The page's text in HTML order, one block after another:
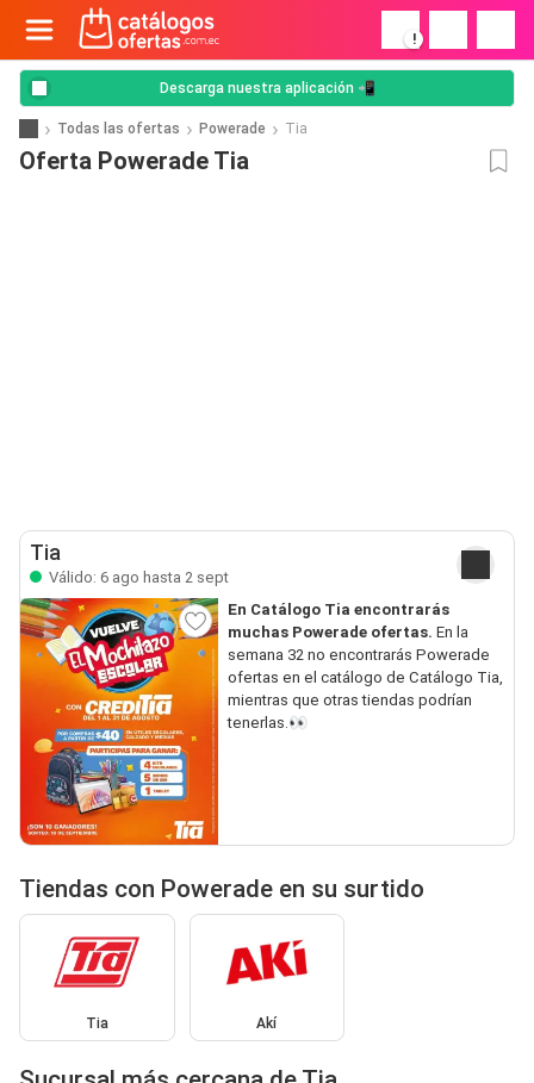
!
Descarga nuestra aplicación 📲
Todas las ofertas Powerade Tia
Oferta Powerade Tia
Tia
Válido: 6 ago hasta 2 sept
En Catálogo Tia encontrarás
muchas Powerade ofertas. En la
semana 32 no encontrarás Powerade
ofertas en el catálogo de Catálogo Tia,
mientras que otras tiendas podrían
tenerlas.👀
Tiendas con Powerade en su surtido
Tia Akí